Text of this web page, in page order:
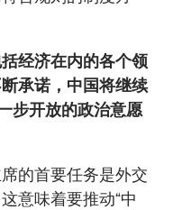
经济在内的各个领
承诺，中国将继续
步开放的政治意愿
的首要任务是外交
意味着要推动“中